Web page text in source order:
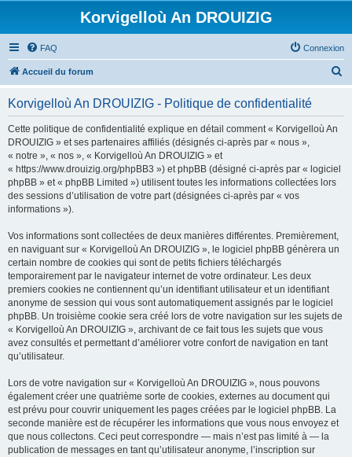
Korvigelloù An DROUIZIG
FAQ Connexion
Accueil du forum
Korvigelloù An DROUIZIG - Politique de confidentialité
Cette politique de confidentialité explique en détail comment « Korvigelloù An
DROUIZIG » et ses partenaires affiliés (désignés ci-après par « nous »,
« notre », « nos », « Korvigelloù An DROUIZIG » et
« https://www.drouizig.org/phpBB3 ») et phpBB (désigné ci-après par « logiciel
phpBB » et « phpBB Limited ») utilisent toutes les informations collectées lors
des sessions d’utilisation de votre part (désignées ci-après par « vos
informations »).
Vos informations sont collectées de deux manières différentes. Premièrement,
en naviguant sur « Korvigelloù An DROUIZIG », le logiciel phpBB génèrera un
certain nombre de cookies qui sont de petits fichiers téléchargés
temporairement par le navigateur internet de votre ordinateur. Les deux
premiers cookies ne contiennent qu’un identifiant utilisateur et un identifiant
anonyme de session qui vous sont automatiquement assignés par le logiciel
phpBB. Un troisième cookie sera créé lors de votre navigation sur les sujets de
« Korvigelloù An DROUIZIG », archivant de ce fait tous les sujets que vous
avez consultés et permettant d’améliorer votre confort de navigation en tant
qu’utilisateur.
Lors de votre navigation sur « Korvigelloù An DROUIZIG », nous pouvons
également créer une quatrième sorte de cookies, externes au document qui
est prévu pour couvrir uniquement les pages créées par le logiciel phpBB. La
seconde manière est de récupérer les informations que vous nous envoyez et
que nous collectons. Ceci peut correspondre — mais n’est pas limité à — la
publication de messages en tant qu’utilisateur anonyme, l’inscription sur